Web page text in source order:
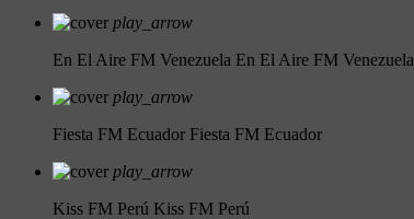
play_arrow
En El Aire FM Venezuela En El Aire FM Venezuela
play_arrow
Fiesta FM Ecuador Fiesta FM Ecuador
play_arrow
Kiss FM Perú Kiss FM Perú